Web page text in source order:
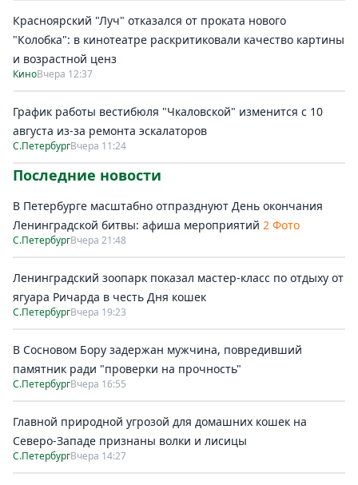
Красноярский "Луч" отказался от проката нового
"Колобка": в кинотеатре раскритиковали качество картины
и возрастной ценз
КиноВчера 12:37
График работы вестибюля "Чкаловской" изменится с 10
августа из-за ремонта эскалаторов
С.ПетербургВчера 11:24
Последние новости
В Петербурге масштабно отпразднуют День окончания
Ленинградской битвы: афиша мероприятий 2 Фото
С.ПетербургВчера 21:48
Ленинградский зоопарк показал мастер-класс по отдыху от
ягуара Ричарда в честь Дня кошек
С.ПетербургВчера 19:23
В Сосновом Бору задержан мужчина, повредивший
памятник ради "проверки на прочность"
С.ПетербургВчера 16:55
Главной природной угрозой для домашних кошек на
Северо-Западе признаны волки и лисицы
С.ПетербургВчера 14:27